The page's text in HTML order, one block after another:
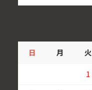
日 月 火
1